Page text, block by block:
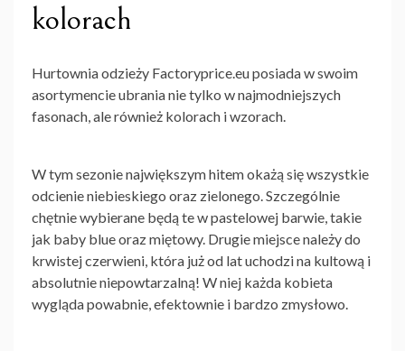
kolorach
Hurtownia odzieży Factoryprice.euposiada w swoim
asortymencie ubrania nie tylko w najmodniejszych
fasonach, ale również kolorach i wzorach.
W tym sezonie największym hitem okażą się wszystkie
odcienie niebieskiego oraz zielonego. Szczególnie
chętnie wybierane będą te w pastelowej barwie, takie
jak baby blue oraz miętowy. Drugie miejsce należy do
krwistej czerwieni, która już od lat uchodzi na kultową i
absolutnie niepowtarzalną! W niej każda kobieta
wygląda powabnie, efektownie i bardzo zmysłowo.